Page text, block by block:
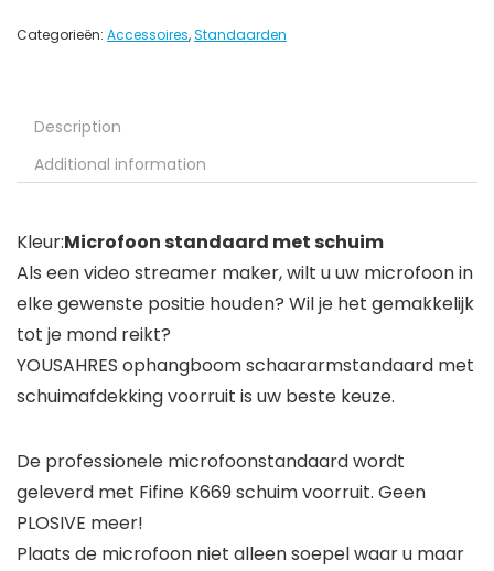
Categorieën: Accessoires,Standaarden
Description
Additional information
Kleur:Microfoon standaard met schuim
Als een video streamer maker, wilt u uw microfoon in
elke gewenste positie houden? Wil je het gemakkelijk
tot je mond reikt?
YOUSAHRES ophangboom schaararmstandaard met
schuimafdekking voorruit is uw beste keuze.
De professionele microfoonstandaard wordt
geleverd met Fifine K669 schuim voorruit. Geen
PLOSIVE meer!
Plaats de microfoon niet alleen soepel waar u maar